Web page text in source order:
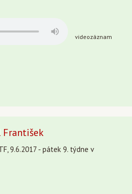
videozáznam
František
9.6.2017 - pátek 9. týdne v